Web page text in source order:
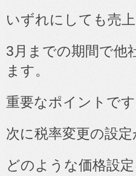
いずれにしても売
3月までの期間で他
ます。
重要なポイントです
次に税率変更の設定
どのような価格設定